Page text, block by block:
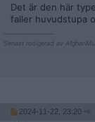
Det är den här
faller huvudstupa
Senast redigerad av
2024-11-22, 23:20